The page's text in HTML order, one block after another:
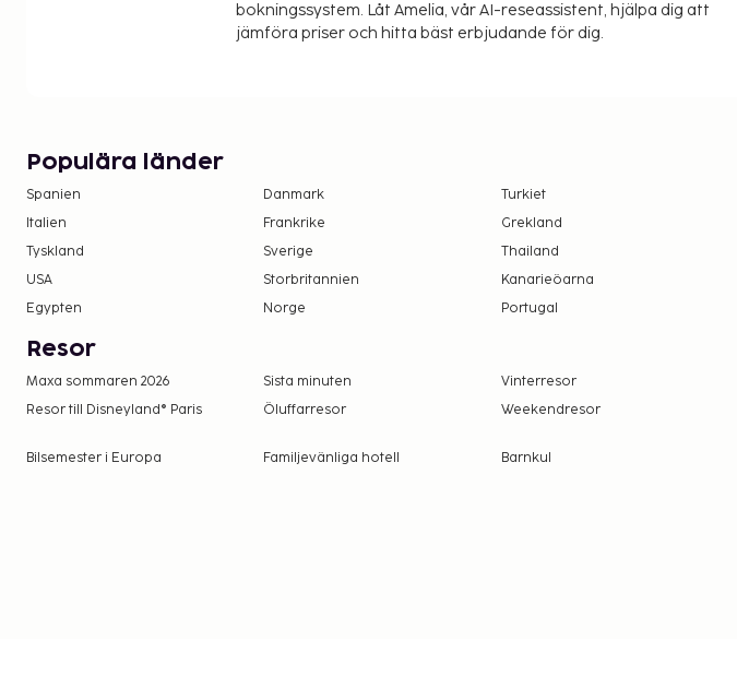
bokningssystem. Låt Amelia, vår AI-reseassistent, hjälpa dig att
jämföra priser och hitta bäst erbjudande för dig.
Populära länder
Spanien Danmark
Turkiet
Italien
Frankrike
Grekland
Tyskland
Sverige
Thailand
USA
Storbritannien
Kanarieöarna
Egypten
Norge Portugal
Resor
Maxa sommaren 2026 Sista minuten Vinterresor
Resor till Disneyland® Paris
Öluffarresor Weekendresor
Bilsemester i Europa Familjevänliga hotell Barnkul